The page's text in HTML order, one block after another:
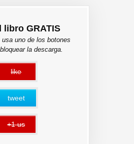
libro GRATIS
uno de los botones
la descarga.
like
error
tweet
+1 us
error